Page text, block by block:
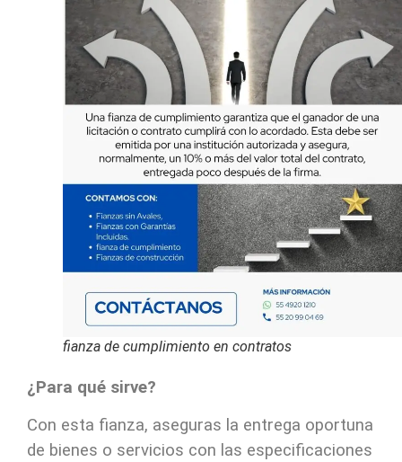
fianza de cumplimiento en contratos
¿Para qué sirve?
Con esta fianza, aseguras la entrega oportuna
de bienes o servicios con las especificaciones